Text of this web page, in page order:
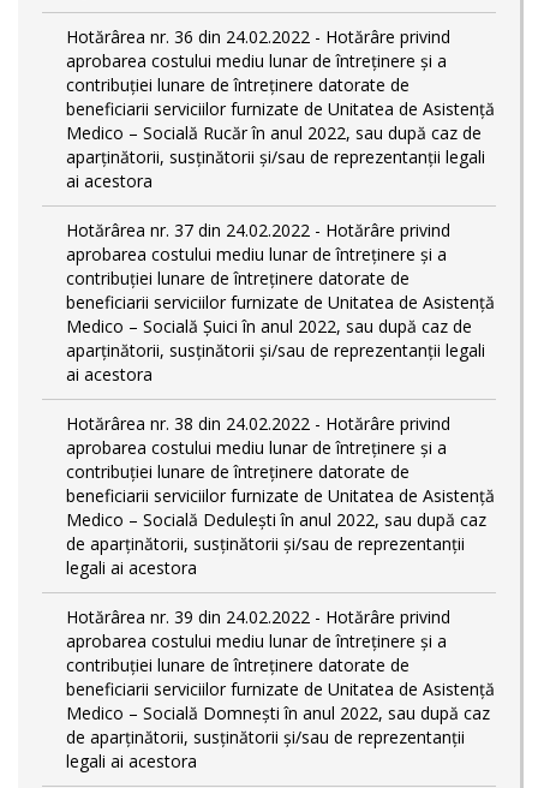
Hotărârea nr. 36 din 24.02.2022 - Hotărâre privind
aprobarea costului mediu lunar de întreținere și a
contribuției lunare de întreținere datorate de
beneficiarii serviciilor furnizate de Unitatea de Asistență
Medico – Socială Rucăr în anul 2022, sau după caz de
aparținătorii, susținătorii și/sau de reprezentanții legali
ai acestora
Hotărârea nr. 37 din 24.02.2022 - Hotărâre privind
aprobarea costului mediu lunar de întreținere și a
contribuției lunare de întreținere datorate de
beneficiarii serviciilor furnizate de Unitatea de Asistență
Medico – Socială Șuici în anul 2022, sau după caz de
aparținătorii, susținătorii și/sau de reprezentanții legali
ai acestora
Hotărârea nr. 38 din 24.02.2022 - Hotărâre privind
aprobarea costului mediu lunar de întreținere și a
contribuției lunare de întreținere datorate de
beneficiarii serviciilor furnizate de Unitatea de Asistență
Medico – Socială Dedulești în anul 2022, sau după caz
de aparținătorii, susținătorii și/sau de reprezentanții
legali ai acestora
Hotărârea nr. 39 din 24.02.2022 - Hotărâre privind
aprobarea costului mediu lunar de întreținere și a
contribuției lunare de întreținere datorate de
beneficiarii serviciilor furnizate de Unitatea de Asistență
Medico – Socială Domnești în anul 2022, sau după caz
de aparținătorii, susținătorii și/sau de reprezentanții
legali ai acestora